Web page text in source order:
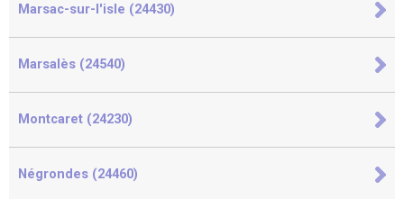
Marsac-sur-l'isle (24430)
Marsalès (24540)
Montcaret (24230)
Négrondes (24460)